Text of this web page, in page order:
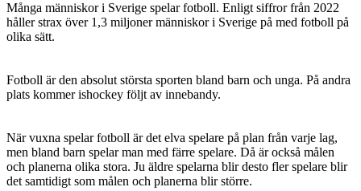
Många människor i Sverige spelar fotboll. Enligt siffror från 2022
håller strax över 1,3 miljoner människor i Sverige på med fotboll på
olika sätt.
Fotboll är den absolut största sporten bland barn och unga. På andra
plats kommer ishockey följt av innebandy.
När vuxna spelar fotboll är det elva spelare på plan från varje lag,
men bland barn spelar man med färre spelare. Då är också målen
och planerna olika stora. Ju äldre spelarna blir desto fler spelare blir
det samtidigt som målen och planerna blir större.